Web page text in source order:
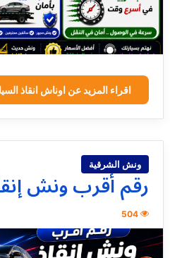
اقراء المزيد عن اوناش انقاذ
ونش الشرقية
رقم أقرب ونش
504